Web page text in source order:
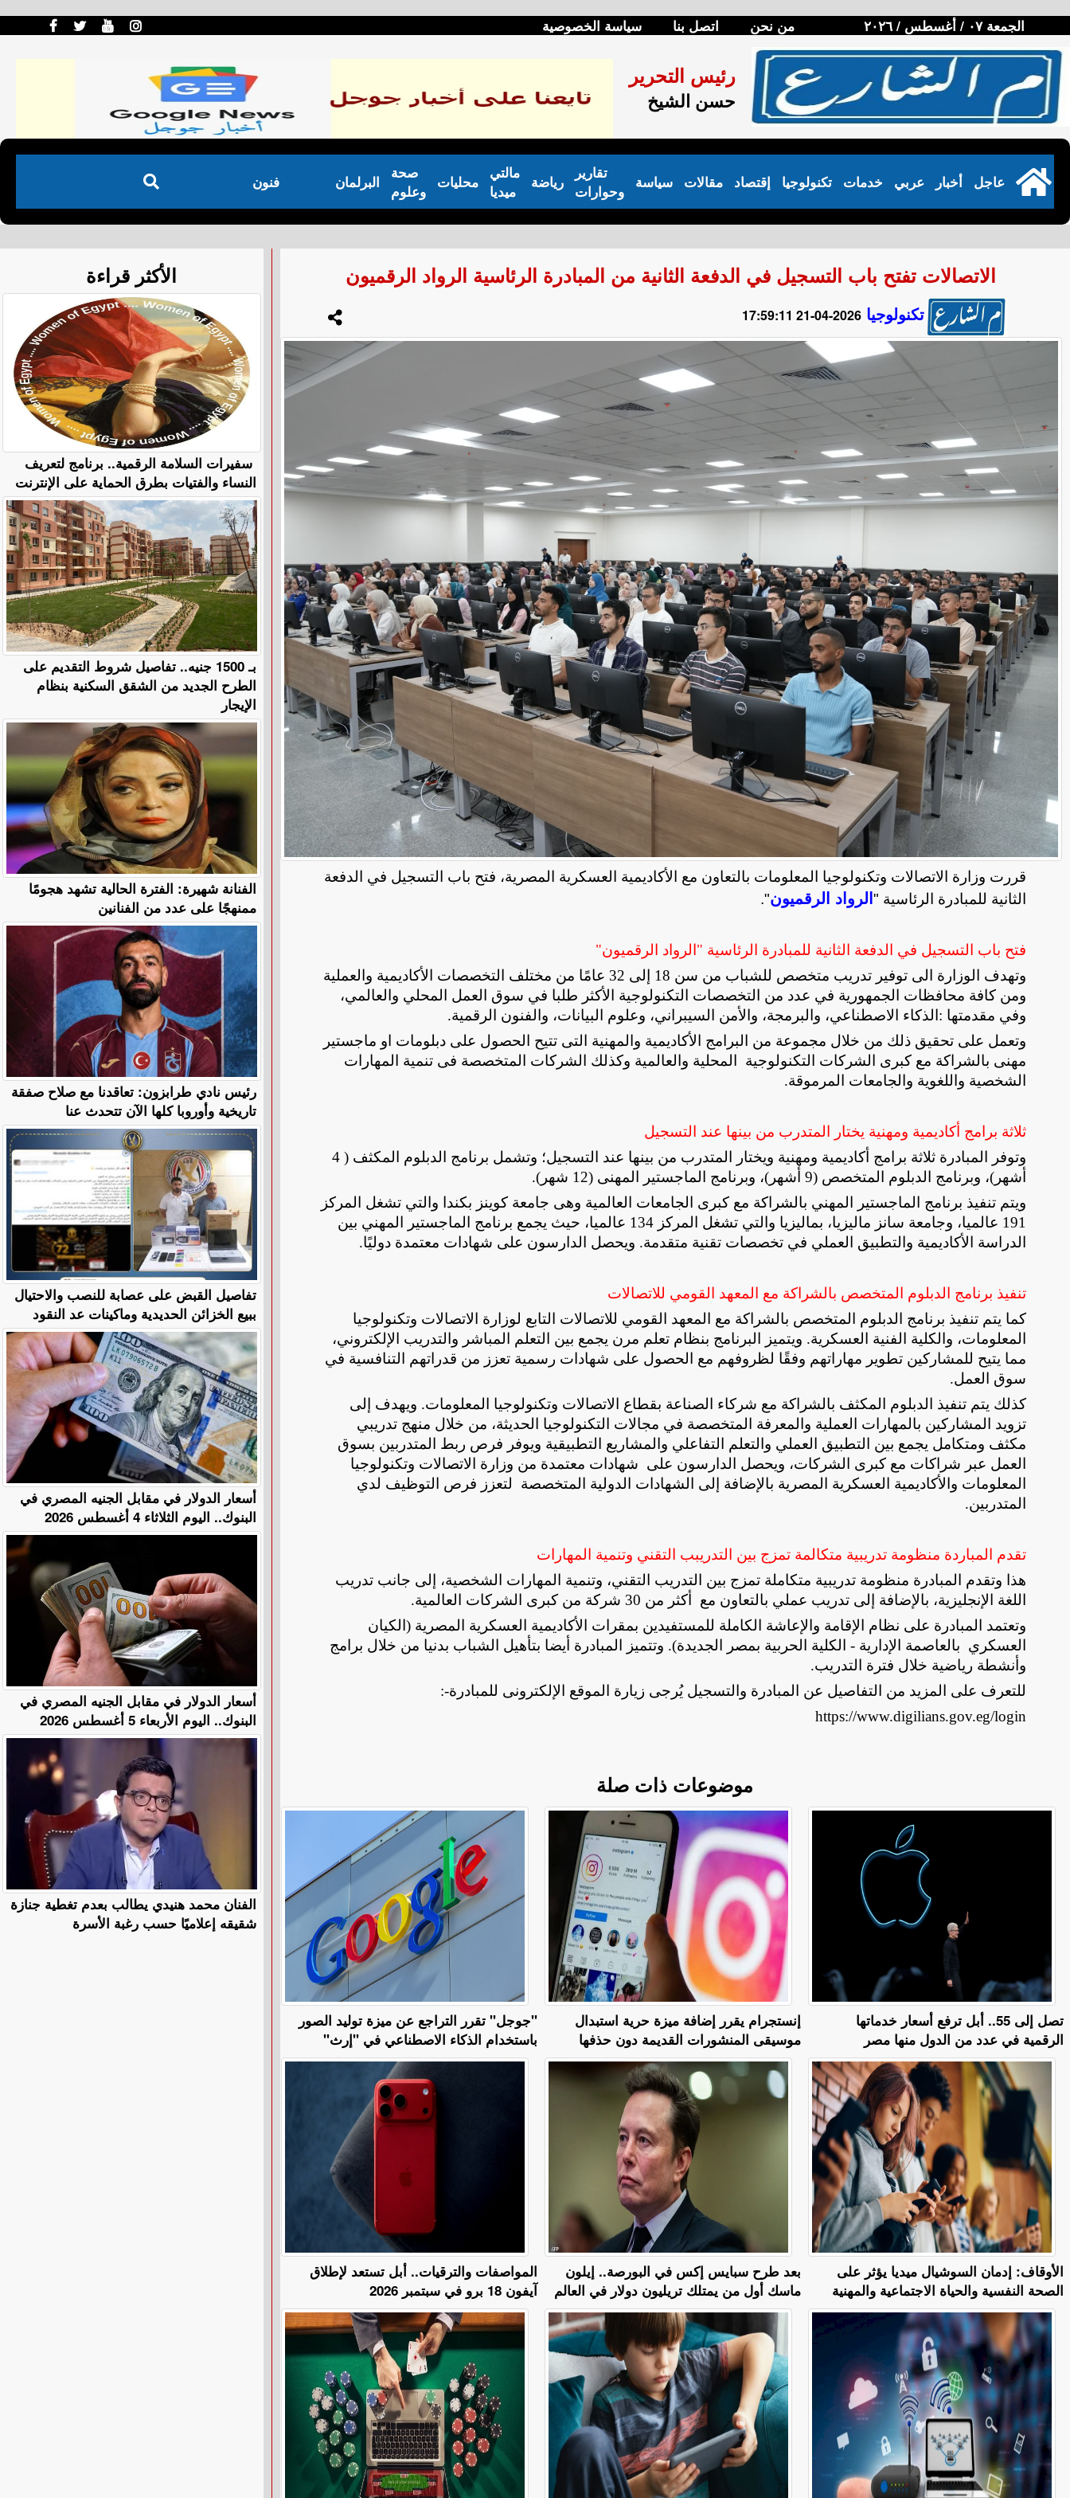
الجمعة ٠٧ / أغسطس / ٢٠٢٦ من نحن اتصل بنا سياسة الخصوصية
رئيس التحرير
حسن الشيخ
فنون البرلمان
صحة
وعلوم
محليات
مالتي
ميديا
رياضة
تقارير
وحوارات
سياسة مقالات إقتصاد تكنولوجيا خدمات عربي أخبار عاجل
الاتصالات تفتح باب التسجيل في الدفعة الثانية من المبادرة الرئاسية الرواد الرقميون
تكنولوجيا 2026-04-21 17:59:11
قررت وزارة الاتصالات وتكنولوجيا المعلومات بالتعاون مع الأكاديمية العسكرية المصرية، فتح باب التسجيل في الدفعة
الثانية للمبادرة الرئاسية "الرواد الرقميون".
فتح باب التسجيل في الدفعة الثانية للمبادرة الرئاسية "الرواد الرقميون"
وتهدف الوزارة الى توفير تدريب متخصص للشباب من سن 18 إلى 32 عامًا من مختلف التخصصات الأكاديمية والعملية
ومن كافة محافظات الجمهورية في عدد من التخصصات التكنولوجية الأكثر طلبا في سوق العمل المحلي والعالمي،
وفي مقدمتها :الذكاء الاصطناعي، والبرمجة، والأمن السيبراني، وعلوم البيانات، والفنون الرقمية.
وتعمل على تحقيق ذلك من خلال مجموعة من البرامج الأكاديمية والمهنية التى تتيح الحصول على دبلومات او ماجستير
مهنى بالشراكة مع كبرى الشركات التكنولوجية المحلية والعالمية وكذلك الشركات المتخصصة فى تنمية المهارات
الشخصية واللغوية والجامعات المرموقة.
ثلاثة برامج أكاديمية ومهنية يختار المتدرب من بينها عند التسجيل
وتوفر المبادرة ثلاثة برامج أكاديمية ومهنية ويختار المتدرب من بينها عند التسجيل؛ وتشمل برنامج الدبلوم المكثف ( 4
أشهر)، وبرنامج الدبلوم المتخصص (9 أشهر)، وبرنامج الماجستير المهنى (12 شهر)
.
ويتم تنفيذ برنامج الماجستير المهني بالشراكة مع كبرى الجامعات العالمية وهى جامعة كوينز بكندا والتي تشغل المركز
191 عالميا، وجامعة سانز ماليزيا، بماليزيا والتي تشغل المركز 134 عالميا، حيث يجمع برنامج الماجستير المهني بين
الدراسة الأكاديمية والتطبيق العملي في تخصصات تقنية متقدمة. ويحصل الدارسون على شهادات معتمدة دوليًا.
تنفيذ برنامج الدبلوم المتخصص بالشراكة مع المعهد القومي للاتصالات
كما يتم تنفيذ برنامج الدبلوم المتخصص بالشراكة مع المعهد القومي للاتصالات التابع لوزارة الاتصالات وتكنولوجيا
المعلومات، والكلية الفنية العسكرية. ويتميز البرنامج بنظام تعلم مرن يجمع بين التعلم المباشر والتدريب الإلكتروني،
مما يتيح للمشاركين تطوير مهاراتهم وفقًا لظروفهم مع الحصول على شهادات رسمية تعزز من قدراتهم التنافسية في
سوق العمل.
كذلك يتم تنفيذ الدبلوم المكثف بالشراكة مع شركاء الصناعة بقطاع الاتصالات وتكنولوجيا المعلومات. ويهدف إلى
تزويد المشاركين بالمهارات العملية والمعرفة المتخصصة في مجالات التكنولوجيا الحديثة، من خلال منهج تدريبي
مكثف ومتكامل يجمع بين التطبيق العملي والتعلم التفاعلي والمشاريع التطبيقية ويوفر فرص ربط المتدربين بسوق
العمل عبر شراكات مع كبرى الشركات، ويحصل الدارسون على شهادات معتمدة من وزارة الاتصالات وتكنولوجيا
المعلومات والأكاديمية العسكرية المصرية بالإضافة إلى الشهادات الدولية المتخصصة لتعزز فرص التوظيف لدي
المتدربين.
تقدم المباردة منظومة تدريبية متكالمة تمزج بين التدريبب التقني وتنمية المهارات
هذا وتقدم المبادرة منظومة تدريبية متكاملة تمزج بين التدريب التقني، وتنمية المهارات الشخصية، إلى جانب تدريب
اللغة الإنجليزية، بالإضافة إلى تدريب عملي بالتعاون مع أكثر من 30 شركة من كبرى الشركات العالمية
.
وتعتمد المبادرة على نظام الإقامة والإعاشة الكاملة للمستفيدين بمقرات الأكاديمية العسكرية المصرية (الكيان
العسكري بالعاصمة الإدارية - الكلية الحربية بمصر الجديدة). وتتميز المبادرة أيضا بتأهيل الشباب بدنيا من خلال برامج
وأنشطة رياضية خلال فترة التدريب.
للتعرف على المزيد من التفاصيل عن المبادرة والتسجيل يُرجى زيارة الموقع الإلكترونى للمبادرة:-
https://www.digilians.gov.eg/login
موضوعات ذات صلة
"جوجل" تقرر التراجع عن ميزة توليد الصور
باستخدام الذكاء الاصطناعي في "إرث"
إنستجرام يقرر إضافة ميزة حرية استبدال
موسيقى المنشورات القديمة دون حذفها
تصل إلى 55.. أبل ترفع أسعار خدماتها
الرقمية في عدد من الدول منها مصر
المواصفات والترقيات.. أبل تستعد لإطلاق
آيفون 18 برو في سبتمبر 2026
بعد طرح سبايس إكس في البورصة.. إيلون
ماسك أول من يمتلك تريليون دولار في العالم
الأوقاف: إدمان السوشيال ميديا يؤثر على
الصحة النفسية والحياة الاجتماعية والمهنية
الأكثر قراءة
سفيرات السلامة الرقمية.. برنامج لتعريف
النساء والفتيات بطرق الحماية على الإنترنت
بـ 1500 جنيه.. تفاصيل شروط التقديم على
الطرح الجديد من الشقق السكنية بنظام
الإيجار
الفنانة شهيرة: الفترة الحالية تشهد هجومًا
ممنهجًا على عدد من الفنانين
رئيس نادي طرابزون: تعاقدنا مع صلاح صفقة
تاريخية وأوروبا كلها الآن تتحدث عنا
تفاصيل القبض على عصابة للنصب والاحتيال
ببيع الخزائن الحديدية وماكينات عد النقود
أسعار الدولار في مقابل الجنيه المصري في
البنوك.. اليوم الثلاثاء 4 أغسطس 2026
أسعار الدولار في مقابل الجنيه المصري في
البنوك.. اليوم الأربعاء 5 أغسطس 2026
الفنان محمد هنيدي يطالب بعدم تغطية جنازة
شقيقه إعلاميًا حسب رغبة الأسرة